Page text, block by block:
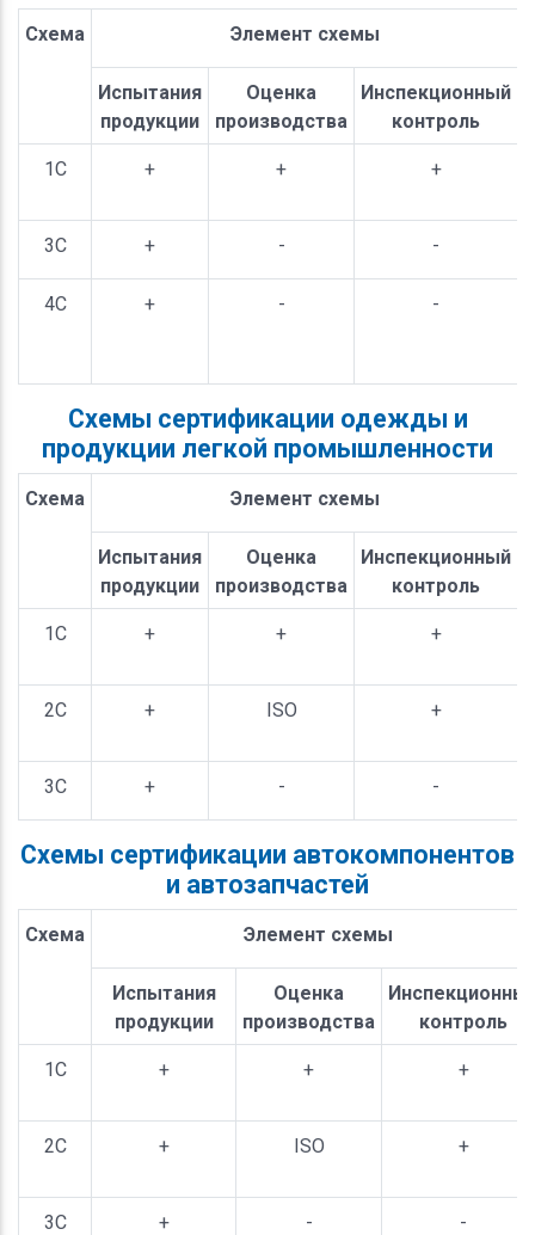
Схема Элемент схемы
Испытания
продукции
Оценка
производства
Инспекционный
контроль
1С + + +
3С + - -
4С + -
-
Схемы сертификации одежды и
продукции легкой промышленности
Схема Элемент схемы
Испытания
продукции
Оценка
производства
Инспекционный
контроль
1С + + +
2С + ISO +
3С + - -
Схемы сертификации автокомпонентов
и автозапчастей
Схема Элемент схемы
Испытания
продукции
Оценка
производства
контроль
1С + + +
2С + ISO +
3С + - -